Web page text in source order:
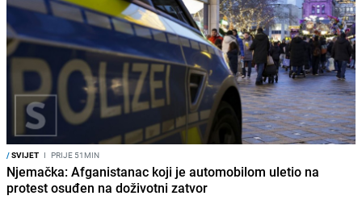
/SVIJET I PRIJE 51MIN
Njemačka: Afganistanac koji je automobilom uletio na
protest osuđen na doživotni zatvor